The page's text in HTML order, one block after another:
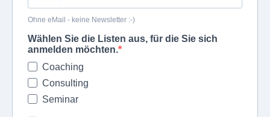
Ohne eMail - keine Newsletter :-)
Wählen Sie die Listen aus, für die Sie sich
anmelden möchten.
Coaching
Consulting
Seminar